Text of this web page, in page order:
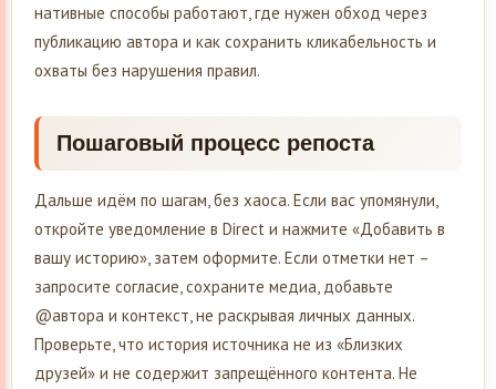
нативные способы работают, где нужен обход через
публикацию автора и как сохранить кликабельность и
охваты без нарушения правил.
Пошаговый процесс репоста
Дальше идём по шагам, без хаоса. Если вас упомянули,
откройте уведомление в Direct и нажмите «Добавить в
вашу историю», затем оформите. Если отметки нет –
запросите согласие, сохраните медиа, добавьте
@автора и контекст, не раскрывая личных данных.
Проверьте, что история источника не из «Близких
друзей» и не содержит запрещённого контента. Не